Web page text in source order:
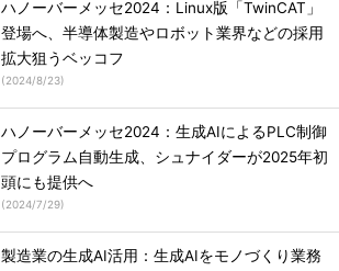
ハノーバーメッセ2024：Linux版「TwinCAT」
登場へ、半導体製造やロボット業界などの採用
拡大狙うベッコフ
(2024/8/23)
ハノーバーメッセ2024：生成AIによるPLC制御
プログラム自動生成、シュナイダーが2025年初
頭にも提供へ
(2024/7/29)
製造業の生成AI活用：生成AIをモノづくり業務